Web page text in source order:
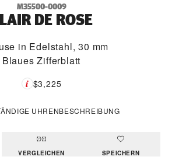
M35500-0009
DE ROSE
in Edelstahl, 30 mm
Blaues Zifferblatt
UHRENBESCHREIBUNG
$3,225
VERGLEICHEN SPEICHERN